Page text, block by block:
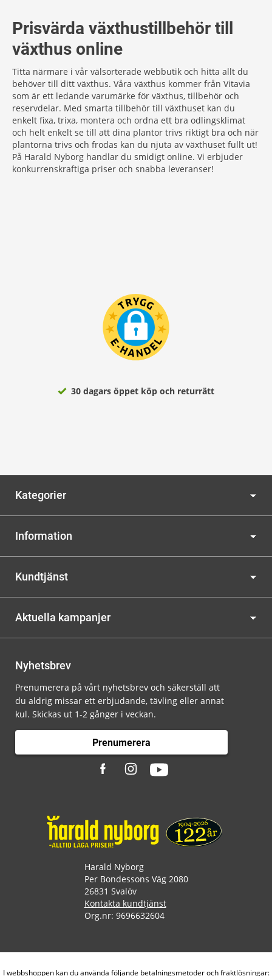
Prisvärda växthustillbehör till
växthus online
Titta närmare i vår välsorterade webbutik och hitta allt du
behöver till ditt växthus. Våra växthus kommer från Vitavia
som är ett ledande varumärke för växthus, tillbehör och
reservdelar. Med smarta tillbehör till växthuset kan du
enkelt fixa, trixa, montera och ordna ett bra odlingsklimat
och helt enkelt se till att dina plantor trivs riktigt bra och när
plantorna trivs och frodas kan du njuta av växthuset fullt ut!
På Harald Nyborg handlar du smidigt online. Vi erbjuder
konkurrenskraftiga priser och snabba leveranser!
30 dagars öppet köp och returrätt
Kategorier
Information
Kundtjänst
Aktuella kampanjer
Nyhetsbrev
Prenumerera på vårt nyhetsbrev och säkerställ att
du aldrig missar ett erbjudande, tävling eller annat
kul. Skickas ut 1-2 gånger i veckan.
Prenumerera
Harald Nyborg
Per Bondessons Väg 2080
26831 Svalöv
Kontakta kundtjänst
Org.nr: 9696632604
I webbshoppen kan du använda följande betalningsmetoder och fraktlösningar: